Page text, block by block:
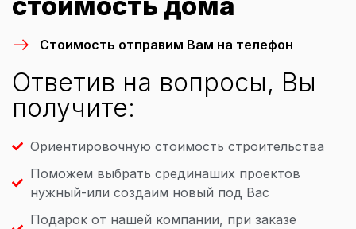
Стоимость отправим Вам на телефон
Ответив на вопросы, Вы
получите:
Ориентировочную стоимость строительства
Поможем выбрать срединаших проектов
нужный-или создаим новый под Вас
Подарок от нашей компании, при заказе